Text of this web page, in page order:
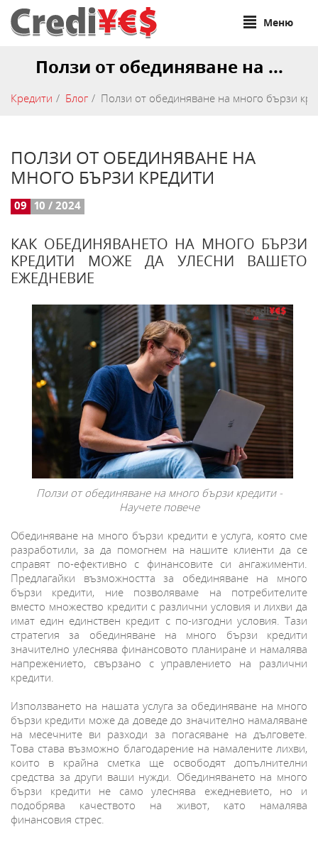
Меню
Ползи от обединяване на ...
Кредити Блог Ползи от обединяване на много бързи
ПОЛЗИ ОТ ОБЕДИНЯВАНЕ НА
МНОГО БЪРЗИ КРЕДИТИ
09 10 / 2024
КАК ОБЕДИНЯВАНЕТО НА МНОГО БЪРЗИ
КРЕДИТИ МОЖЕ ДА УЛЕСНИ ВАШЕТО
ЕЖЕДНЕВИЕ
Ползи от обединяване на много бързи кредити -
Научете повече
Обединяване на много бързи кредити е услуга, която сме
разработили, за да помогнем на нашите клиенти да се
справят по-ефективно с финансовите си ангажименти.
Предлагайки възможността за обединяване на много
бързи кредити, ние позволяваме на потребителите
вместо множество кредити с различни условия и лихви да
имат един единствен кредит с по-изгодни условия. Тази
стратегия за обединяване на много бързи кредити
значително улеснява финансовото планиране и намалява
напрежението, свързано с управлението на различни
кредити.
Използването на нашата услуга за обединяване на много
бързи кредити може да доведе до значително намаляване
на месечните ви разходи за погасяване на дълговете.
Това става възможно благодарение на намалените лихви,
които в крайна сметка ще освободят допълнителни
средства за други ваши нужди. Обединяването на много
бързи кредити не само улеснява ежедневието, но и
подобрява качеството на живот, като намалява
финансовия стрес.